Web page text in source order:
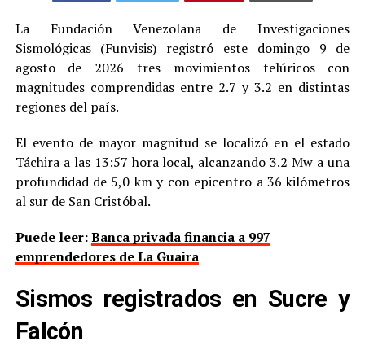
La Fundación Venezolana de Investigaciones
Sismológicas (Funvisis) registró este domingo 9 de
agosto de 2026 tres movimientos telúricos con
magnitudes comprendidas entre 2.7 y 3.2 en distintas
regiones del país.
El evento de mayor magnitud se localizó en el estado
Táchira a las 13:57 hora local, alcanzando 3.2 Mw a una
profundidad de 5,0 km y con epicentro a 36 kilómetros
al sur de San Cristóbal.
Puede leer:Banca privada financia a 997
emprendedores de La Guaira
Sismos registrados en Sucre y
Falcón